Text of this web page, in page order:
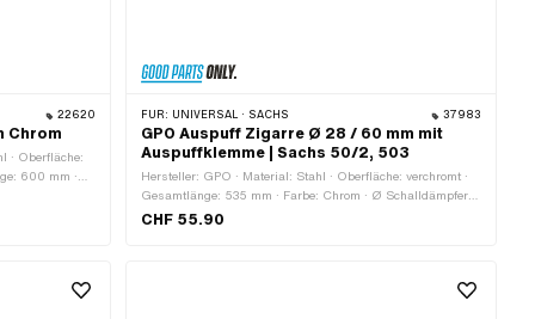
22620
Chrom
· Oberfläche:
600 mm ·
FÜR: UNIVERSAL · SACHS 37983
GPO Auspuff Zigarre Ø 28 / 60 mm mit
Auspuffklemme | Sachs 50/2, 503
Hersteller: GPO · Material: Stahl · Oberfläche: verchromt ·
Gesamtlänge: 535 mm · Farbe: Chrom · Ø Schalldämpfer:
60 mm · Ø Anschluss innen: 28 mm · Auspuffart: Zigarre ·
CHF 55.90